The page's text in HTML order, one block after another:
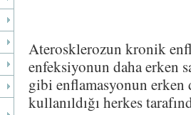
Aterosklerozun kronik
enfeksiyonun daha erken
gibi enflamasyonun
kullanıldığı herkes